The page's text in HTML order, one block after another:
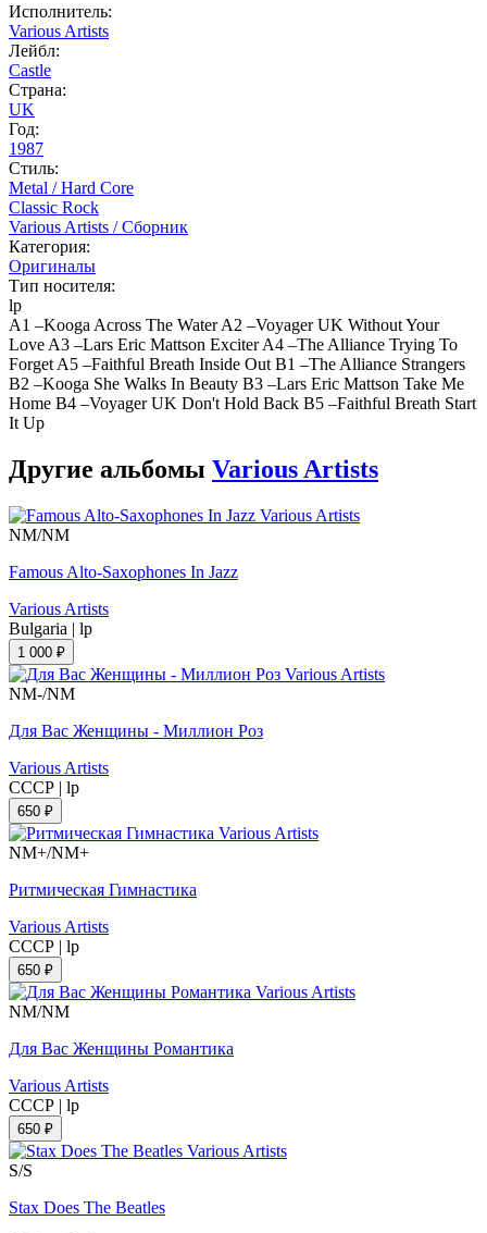
Исполнитель:
Various Artists
Лейбл:
Castle
Страна:
UK
Год:
1987
Стиль:
Metal / Hard Core
Classic Rock
Various Artists / Сборник
Категория:
Оригиналы
Тип носителя:
lp
A1 –Kooga Across The Water A2 –Voyager UK Without Your
Love A3 –Lars Eric Mattson Exciter A4 –The Alliance Trying To
Forget A5 –Faithful Breath Inside Out B1 –The Alliance Strangers
B2 –Kooga She Walks In Beauty B3 –Lars Eric Mattson Take Me
Home B4 –Voyager UK Don't Hold Back B5 –Faithful Breath Start
It Up
Другие альбомы Various Artists
NM/NM
Famous Alto-Saxophones In Jazz
Various Artists
Bulgaria | lp
1 000 ₽
NM-/NM
Для Вас Женщины - Миллион Роз
Various Artists
СССР | lp
650 ₽
NM+/NM+
Ритмическая Гимнастика
Various Artists
СССР | lp
650 ₽
NM/NM
Для Вас Женщины Романтика
Various Artists
СССР | lp
650 ₽
S/S
Stax Does The Beatles